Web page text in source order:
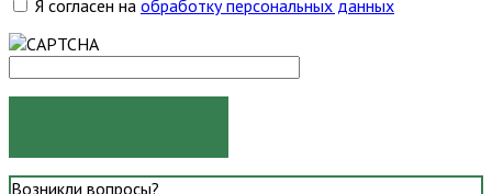
Я согласен на обработку персональных данных
Возникли вопросы?